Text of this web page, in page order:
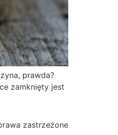
prawda?
zamknięty jest
zastrzeżone